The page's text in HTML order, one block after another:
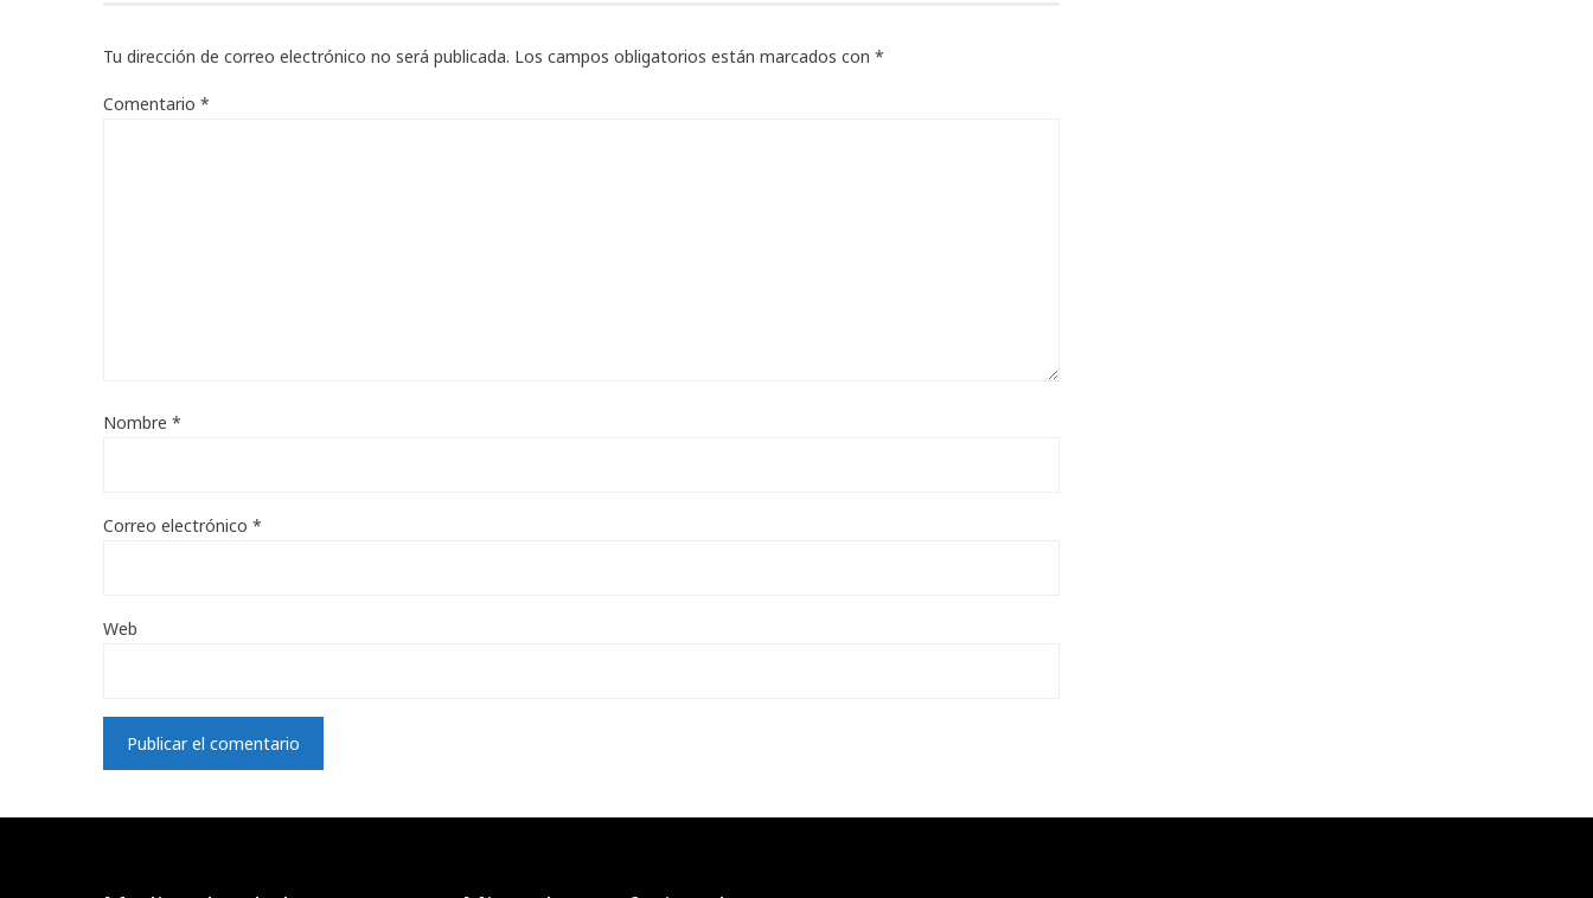
Tu dirección de correo electrónico no será publicada. Los campos obligatorios están marcados con *
Comentario *
Nombre *
Correo electrónico *
Web